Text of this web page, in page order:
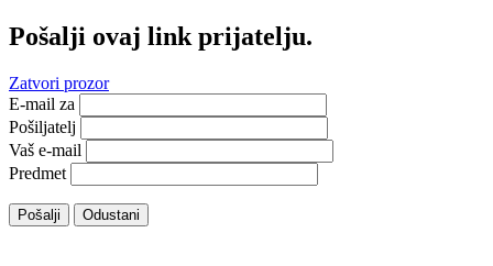
Pošalji ovaj link prijatelju.
Zatvori prozor
E-mail za
Pošiljatelj
Vaš e-mail
Predmet
Pošalji Odustani